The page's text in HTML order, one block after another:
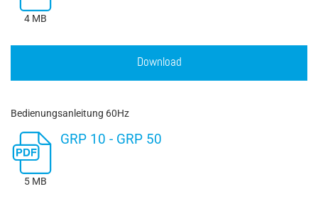
4 MB
Download
Bedienungsanleitung 60Hz
5 MB
GRP 10 - GRP 50